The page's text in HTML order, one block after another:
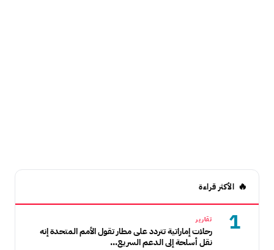
الأكثر قراءة
1 تقارير
رحلات إماراتية تتردد على مطار تقول الأمم المتحدة إنه
نقل أسلحة إلى الدعم السريع...